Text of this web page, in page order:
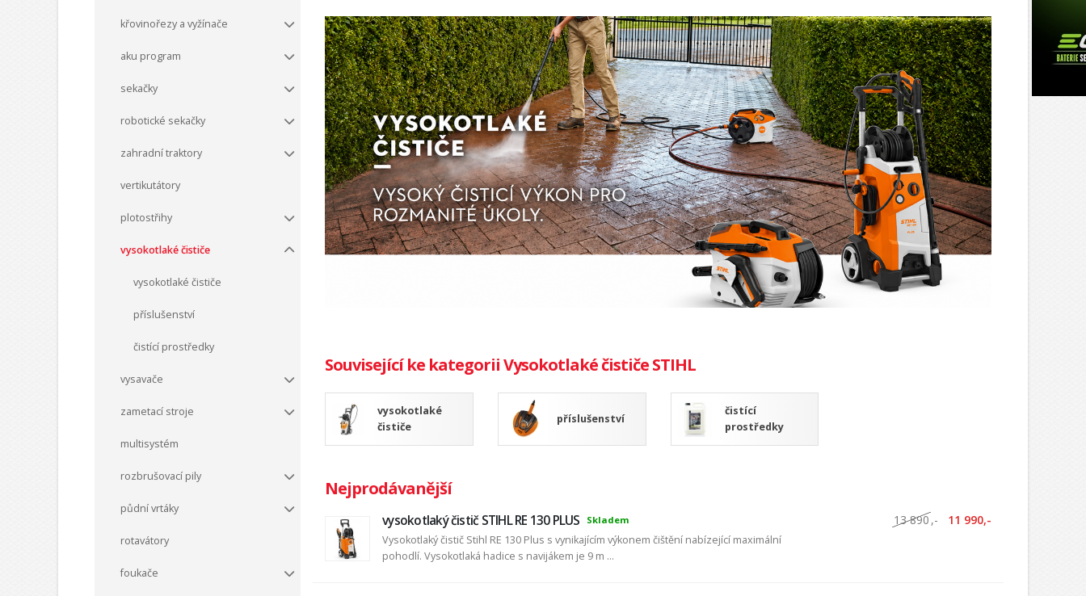
křovinořezy a vyžínače
aku program
sekačky
robotické sekačky
zahradní traktory
vertikutátory
plotostřihy
vysokotlaké čističe
vysokotlaké čističe
příslušenství
čistící prostředky
vysavače
zametací stroje
multisystém
rozbrušovací pily
půdní vrtáky
rotavátory
foukače
Související ke kategorii Vysokotlaké čističe STIHL
vysokotlaké
čističe
příslušenství
čistící
prostředky
Nejprodávanější
vysokotlaký čistič STIHL RE 130 PLUS Skladem
Vysokotlaký čistič Stihl RE 130 Plus s vynikajícím výkonem čištění nabízející maximální
pohodlí. Vysokotlaká hadice s navijákem je 9 m ...
13 890 ,- 11 990,-